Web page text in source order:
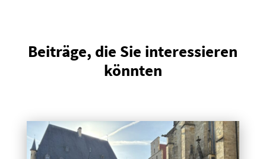
Beiträge, die Sie interessieren
könnten